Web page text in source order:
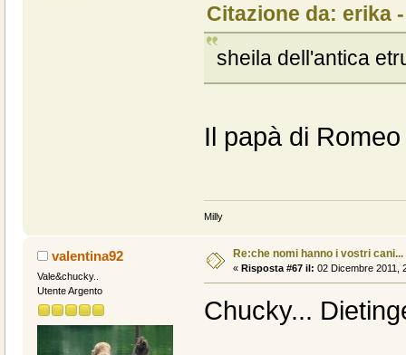
Citazione da: erika
sheila dell'antica
Il papà di
Milly
valentina92
Vale&chucky..
Utente Argento
Re:che nomi hanno i vostri cani...
« Risposta #67 il: 02 Dicembre 2011,
Chucky...